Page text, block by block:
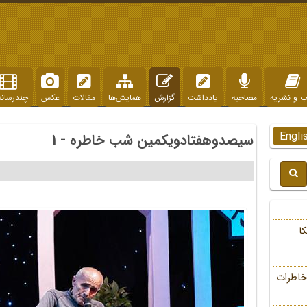
و نشریه مصاحبه یادداشت گزارش همایش‌ها مقالات عکس
سیصدوهفتادویکمین شب خاطره - 1